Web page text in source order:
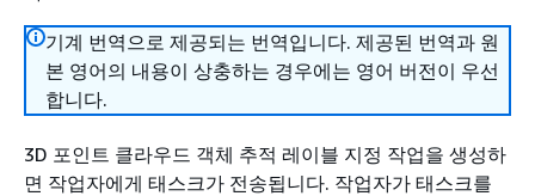
기계 번역으로 제공되는 번역입니다. 제공된 번역과 원
본 영어의 내용이 상충하는 경우에는 영어 버전이 우선
합니다.
3D 포인트 클라우드 객체 추적 레이블 지정 작업을 생성하
면 작업자에게 태스크가 전송됩니다. 작업자가 태스크를